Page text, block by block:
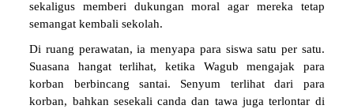
sekaligus memberi dukungan moral agar mereka tetap
semangat kembali sekolah.
Di ruang perawatan, ia menyapa para siswa satu per satu.
Suasana hangat terlihat, ketika Wagub mengajak para
korban berbincang santai. Senyum terlihat dari para
korban, bahkan sesekali canda dan tawa juga terlontar di